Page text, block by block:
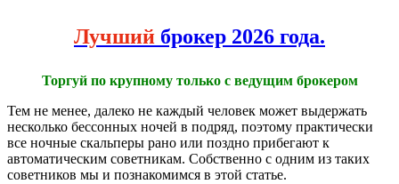
Лучший брокер 2026 года.
Торгуй по крупному только с ведущим брокером
Тем не менее, далеко не каждый человек может выдержать
несколько бессонных ночей в подряд, поэтому практически
все ночные скальперы рано или поздно прибегают к
автоматическим советникам. Собственно с одним из таких
советников мы и познакомимся в этой статье.